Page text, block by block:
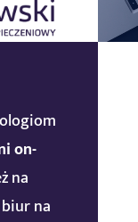
on-
na
na